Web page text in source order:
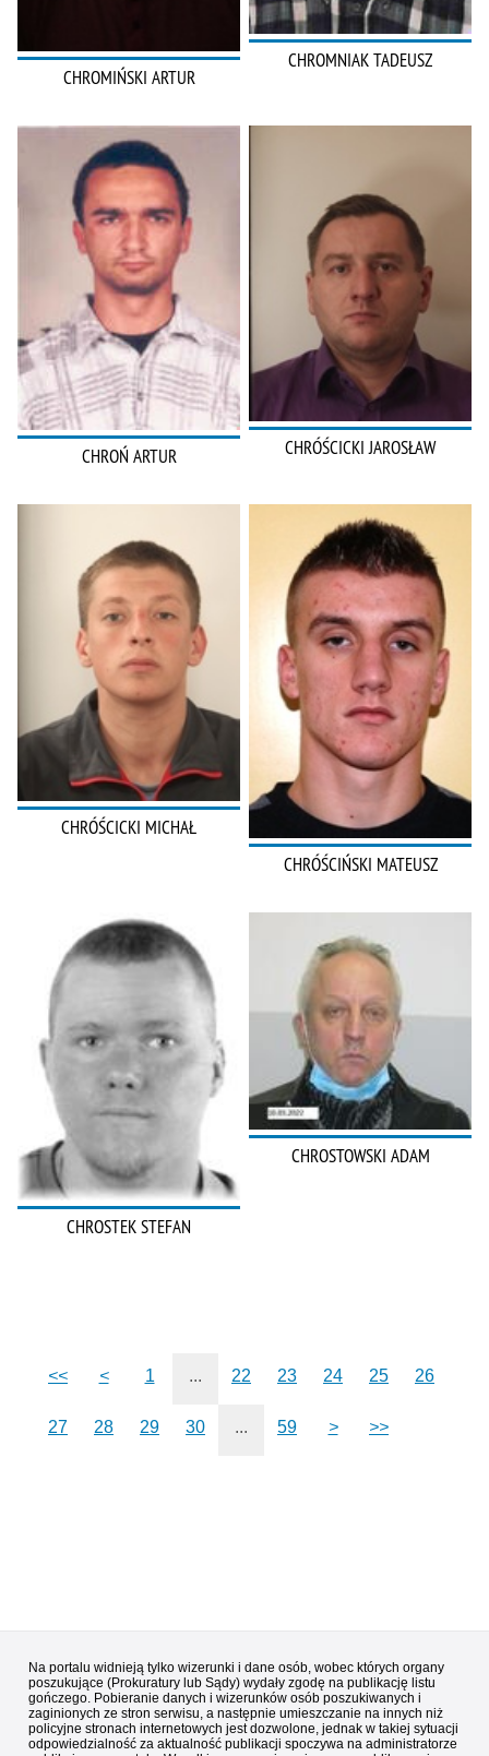
CHROMIŃSKI ARTUR
CHROMNIAK TADEUSZ
CHROŃ ARTUR CHRÓŚCICKI JAROSŁAW
CHRÓŚCICKI MICHAŁ
CHRÓŚCIŃSKI MATEUSZ
CHROSTEK STEFAN
CHROSTOWSKI ADAM
<< < 1 ... 22 23 24 25 26
27 28 29 30 ... 59 > >>
Na portalu widnieją tylko wizerunki i dane osób, wobec których organy
poszukujące (Prokuratury lub Sądy) wydały zgodę na publikację listu
gończego. Pobieranie danych i wizerunków osób poszukiwanych i
zaginionych ze stron serwisu, a następnie umieszczanie na innych niż
policyjne stronach internetowych jest dozwolone, jednak w takiej sytuacji
odpowiedzialność za aktualność publikacji spoczywa na administratorze